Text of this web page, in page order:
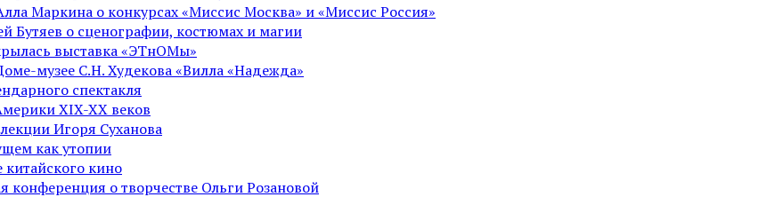
Маркина о конкурсах «Миссис Москва» и «Миссис Россия»
Бутяев о сценографии, костюмах и магии
выставка «ЭТнОМы»
музее С.Н. Худекова «Вилла «Надежда»
спектакля
XIX-XX веков
Игоря Суханова
как утопии
кино
конференция о творчестве Ольги Розановой